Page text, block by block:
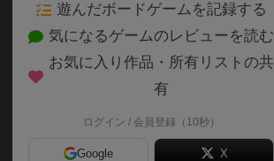
ギャングの絆
MOB TIES: The Board Game
90～120分
遊んだボードゲームを記録する
気になるゲームのレビューを読む
お気に入り作品・所有リストの共
有
ログイン / 会員登録（10秒）
Google X